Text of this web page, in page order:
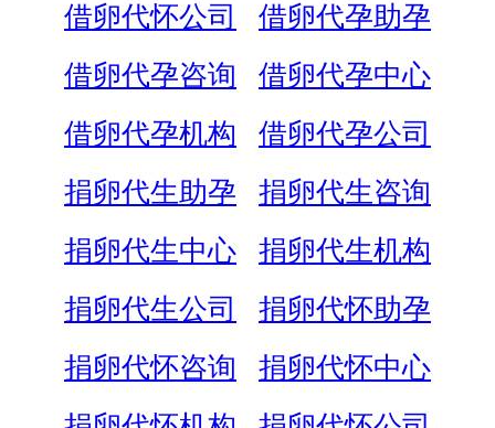
借卵代怀公司
借卵代孕助孕
借卵代孕咨询
借卵代孕中心
借卵代孕机构
借卵代孕公司
捐卵代生助孕
捐卵代生咨询
捐卵代生中心
捐卵代生机构
捐卵代生公司
捐卵代怀助孕
捐卵代怀咨询
捐卵代怀中心